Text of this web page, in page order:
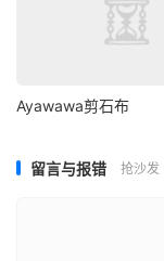
Ayawawa剪石布
留言与报错 抢沙发